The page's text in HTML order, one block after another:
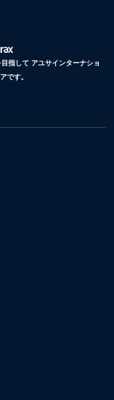
指して アユサインターナショ
です。